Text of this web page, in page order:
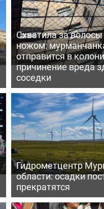
Схватила за
ножом:
отправится в
причинение вреда
соседки
Гидрометцентр
области: осадки
прекратятся